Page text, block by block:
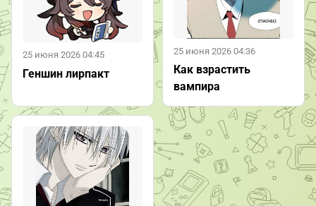
25 июня 2026 04:45
Геншин лирпакт
25 июня 2026 04:36
Как взрастить
вампира